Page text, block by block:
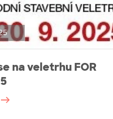
na veletrhu FOR